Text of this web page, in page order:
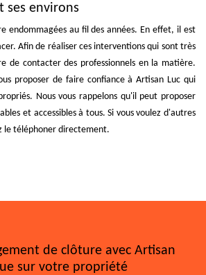
ses environs
endommagées au fil des années. En effet, il est
Afin de réaliser ces interventions qui sont très
de contacter des professionnels en la matière.
proposer de faire confiance à Artisan Luc qui
Nous vous rappelons qu'il peut proposer
et accessibles à tous. Si vous voulez d'autres
le téléphoner directement.
de clôture avec Artisan
sur votre propriété